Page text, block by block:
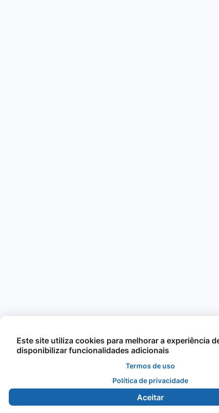
Este site utiliza cookies para melhorar a experiência
disponibilizar funcionalidades adicionais
Termos de uso
Política de privacidade
Aceitar